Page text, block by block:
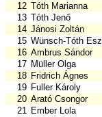
12 Tóth Marianna
13 Tóth Jenő
14 Jánosi Zoltán
15 Wünsch-Tóth
16 Ambrus Sándor
17 Müller Olga
18 Fridrich Ágnes
19 Fuller Károly
20 Arató Csongor
21 Ember Lola